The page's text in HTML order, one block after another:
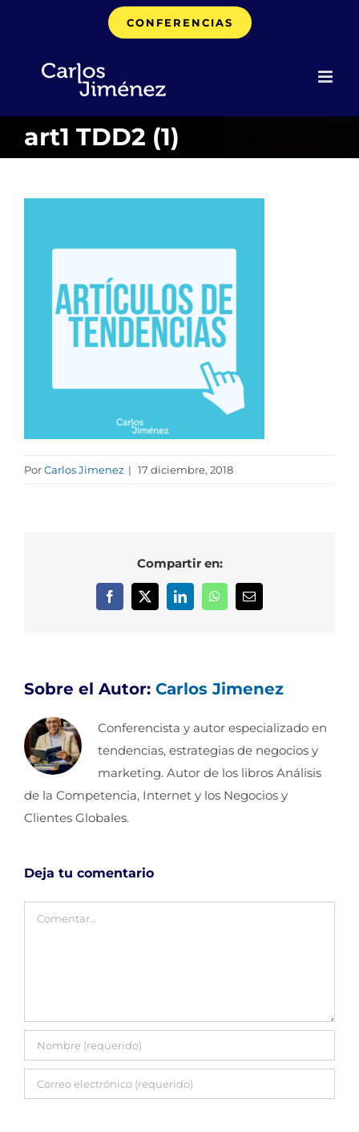
CONFERENCIAS
art1 TDD2 (1)
PorCarlos Jimenez | 17 diciembre, 2018
Compartir en:
Facebook
X LinkedInWhatsAppCorreo
Sobre el Autor: Carlos Jimenez
Conferencista y autor especializado en
tendencias, estrategias de negocios y
marketing. Autor de los libros Análisis
de la Competencia, Internet y los Negocios y
Clientes Globales.
Deja tu comentario
Comentar